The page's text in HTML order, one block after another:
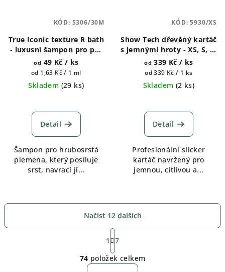
True Iconic texture R bath
- luxusní šampon pro psy
400ml a 1 galon (4500ml)
od 49 Kč / ks
Měrná
cena:
od 1,63 Kč / 1 ml
Skladem (29 ks)
Detail
Šampon pro hrubosrstá
plemena, který posiluje
srst, navrací jí...
KÓD: 5306/30M
Show Tech dřevěný kartáč
s jemnými hroty - XS, S, M
a L
od 339 Kč/ ks
Měrná
cena:
od 339 Kč / 1 ks
Skladem (2 ks)
Detail
Profesionální slicker
kartáč navržený pro
jemnou, citlivou a...
KÓD:5930/XS
O
v
Načíst 12 dalších
S
t
r
á
1
7
74 položek celkem